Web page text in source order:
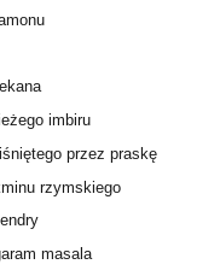
imbiru
przez praskę
rzymskiego
masala